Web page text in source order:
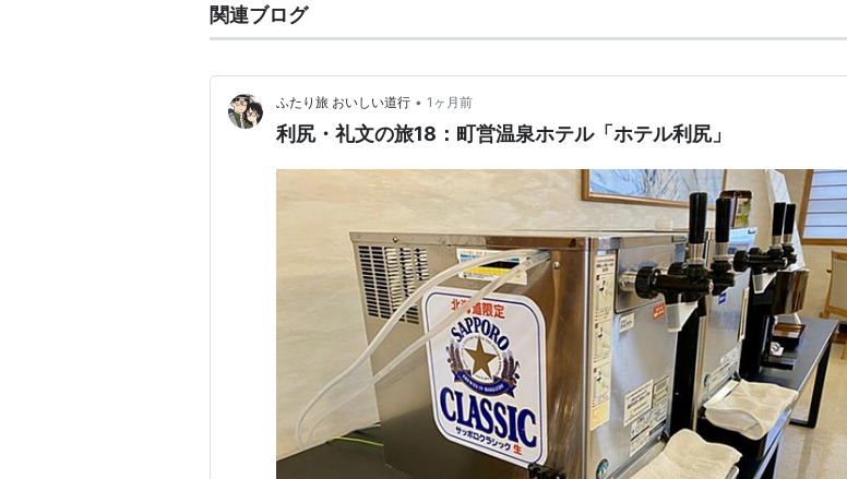
関連ブログ
ふたり旅 おいしい道行 • 1ヶ月前
利尻・礼文の旅18：町営温泉ホテル「ホテル利尻」